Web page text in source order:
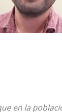
en la